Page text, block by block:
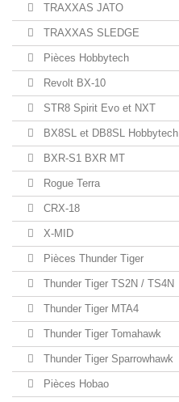
TRAXXAS JATO
TRAXXAS SLEDGE
Pièces Hobbytech
Revolt BX-10
STR8 Spirit Evo et NXT
BX8SL et DB8SL Hobbytech
BXR-S1 BXR MT
Rogue Terra
CRX-18
X-MID
Pièces Thunder Tiger
Thunder Tiger TS2N / TS4N
Thunder Tiger MTA4
Thunder Tiger Tomahawk
Thunder Tiger Sparrowhawk
Pièces Hobao